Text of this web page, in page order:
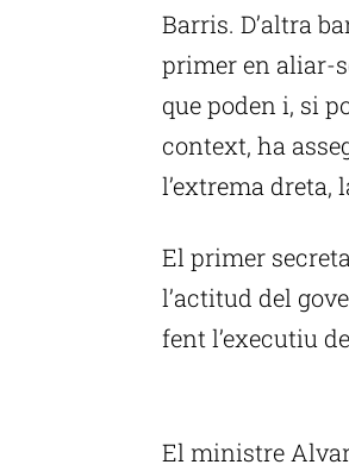
Barris. D’altra
primer en aliar-
que poden i, si
context, ha
l’extrema dreta,
El primer
l’actitud del
fent l’executiu
El ministre